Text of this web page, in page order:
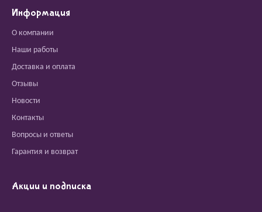
Информация
О компании
Наши работы
Доставка и оплата
Отзывы
Новости
Контакты
Вопросы и ответы
Гарантия и возврат
Акции и подписка